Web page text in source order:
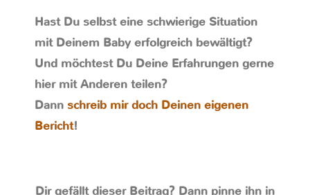
Hast Du selbst eine schwierige Situation
mit Deinem Baby erfolgreich bewältigt?
Und möchtest Du Deine Erfahrungen gerne
hier mit Anderen teilen?
Dann schreib mir doch Deinen eigenen
Bericht!
Dir gefällt dieser Beitrag? Dann pinne ihn in